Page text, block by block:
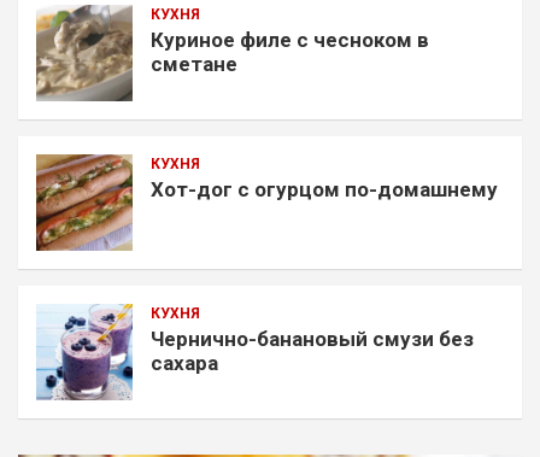
КУХНЯ
Куриное филе с чесноком в
сметане
КУХНЯ
Хот-дог с огурцом по-домашнему
КУХНЯ
Чернично-банановый смузи без
сахара